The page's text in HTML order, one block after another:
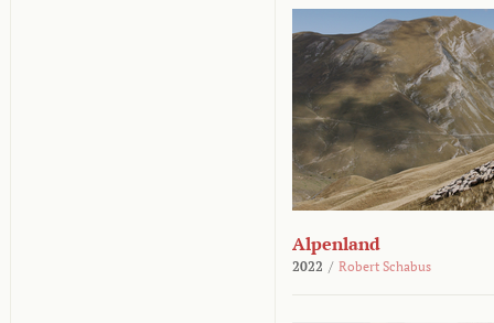
Alpenland
2022 / Robert Schabus